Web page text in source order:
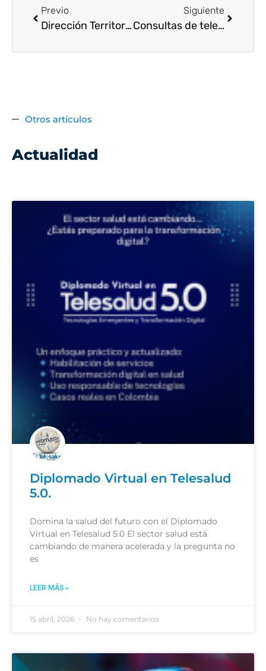
Previo
Dirección Territorial de Salud de Caldas requiere apoyo de voluntarios
Siguiente
Consultas de telepsicología complementarán la atención virtual que ofrece Telesalud
Otros artículos
Actualidad
Diplomado Virtual en Telesalud
5.0.
Domina la salud del futuro con el Diplomado
Virtual en Telesalud 5.0 El sector salud está
cambiando de manera acelerada y la pregunta no
es
LEER MÁS »
15 abril, 2026 No hay comentarios